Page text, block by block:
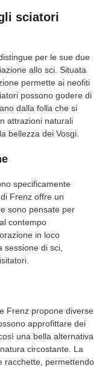
sciatori
per le sue due
allo sci. Situata
permette ai neofiti
possono godere di
dalla folla che si
attrazioni naturali
bellezza dei Vosgi.
specificamente
Frenz offre un
sono pensate per
contempo
in loco
sessione di sci,
Frenz propone diverse
approfittare dei
una bella alternativa
circostante. La
racchette, permettendo